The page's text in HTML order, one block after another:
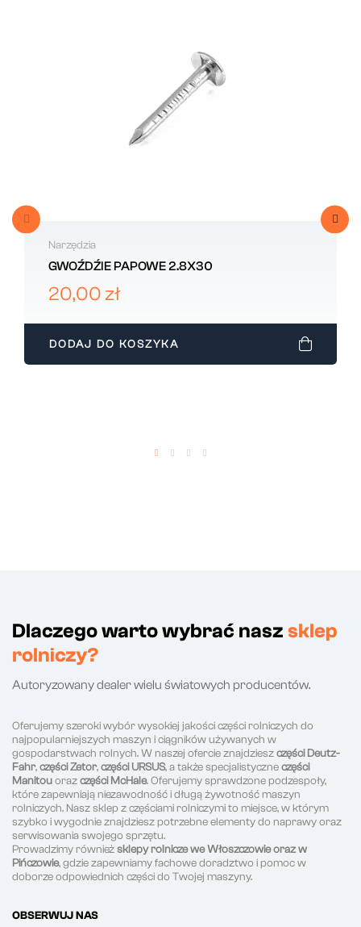
Narzędzia
GWOŹDŹIE PAPOWE 2.8X30
20,00 zł
DODAJ DO KOSZYKA
Dlaczego warto wybrać nasz sklep
rolniczy?
Autoryzowany dealer wielu światowych producentów.
Oferujemy szeroki wybór wysokiej jakości części rolniczych do
najpopularniejszych maszyn i ciągników używanych w
gospodarstwach rolnych. W naszej ofercie znajdzieszczęści Deutz-
Fahr,części Zetor,części URSUS, a także specjalistyczneczęści
Manitouorazczęści McHale. Oferujemy sprawdzone podzespoły,
które zapewniają niezawodność i długą żywotność maszyn
rolniczych. Nasz sklep z częściami rolniczymi to miejsce, w którym
szybko i wygodnie znajdziesz potrzebne elementy do naprawy oraz
serwisowania swojego sprzętu.
Prowadzimy równieżsklepy rolnicze we Włoszczowie oraz w
Pińczowie, gdzie zapewniamy fachowe doradztwo i pomoc w
doborze odpowiednich części do Twojej maszyny.
OBSERWUJ NAS